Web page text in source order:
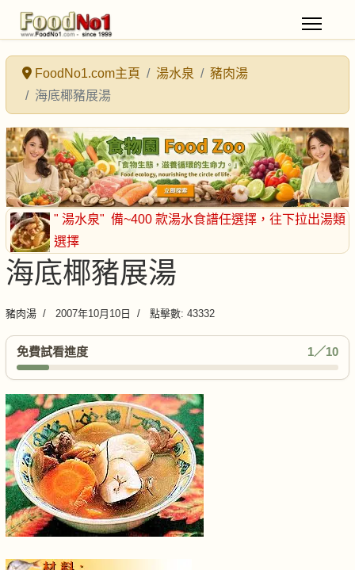
FoodNo1.com主頁 湯水泉
豬肉湯
海底椰豬展湯
" 湯水泉" 備~400 款湯水食譜任選擇 ，往下拉出湯類
選擇
海底椰豬展湯
豬肉湯 2007年10月10日 點擊數: 43332
免費試看進度 1／10